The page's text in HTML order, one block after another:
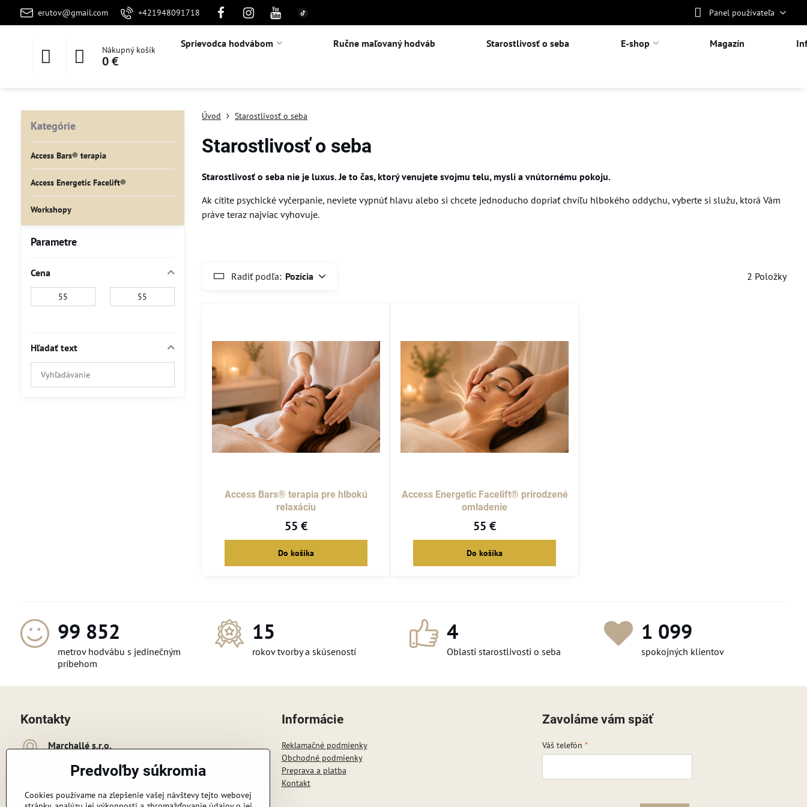
erutov@gmail.com +421948091718 Panel používateľa
Nákupný košík
0 €
Sprievodca hodvábom Ručne maľovaný hodváb Starostlivosť o seba E-shop Magazín
Úvod Starostlivosť o seba
Starostlivosť o seba
Starostlivosť o seba nie je luxus. Je to čas, ktorý venujete svojmu telu, mysli a vnútornému pokoju.
Ak cítite psychické vyčerpanie, neviete vypnúť hlavu alebo si chcete jednoducho dopriať chvíľu hlbokého oddychu, vyberte si služu, ktorá Vám
práve teraz najviac vyhovuje.
Radiť podľa: Pozícia 2 Položky
Access Bars® terapia pre hlbokú
relaxáciu
55 €
Do košíka
Access Energetic Facelift® prirodzené
omladenie
55 €
Do košíka
Parametre
Cena
Hľadať text
Prehľadať
výsledky
Kategórie
Access Bars® terapia
Access Energetic Facelift®
Workshopy
114 480
metrov hodvábu s jedinečným
príbehom
15
rokov tvorby a skúseností
4
Oblasti starostlivosti o seba
1 260
spokojných klientov
Kontakty
Marchallé s​​.r​​.o​​.
926 01 Sereď
+421 948 091 718
Informácie
Reklamačné podmienky
Obchodné podmienky
Preprava a platba
Kontakt
Zavoláme vám späť
Váš telefón*
Predvoľby súkromia
Cookies používame na zlepšenie vašej návštevy tejto webovej